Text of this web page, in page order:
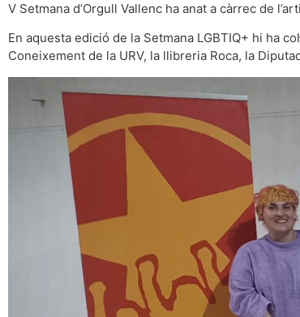
V Setmana d’Orgull Vallenc ha anat a càrrec de
En aquesta edició de la Setmana LGBTIQ+ hi ha
Coneixement de la URV, la llibreria Roca, la